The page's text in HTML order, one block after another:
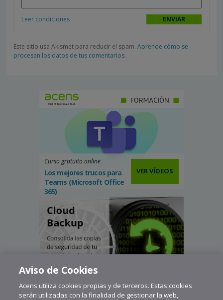
Leer condiciones
Este sitio usa Akismet para reducir el spam. Aprende cómo se
procesan los datos de tus comentarios.
Curso gratuito online
Los mejores trucos para
Teams (Microsoft Office
365)
VER VÍDEOS
Aviso de Cookies
Acens utiliza cookies propias y de terceros. Estas cookies
serán utilizadas con la finalidad de gestionar la web,